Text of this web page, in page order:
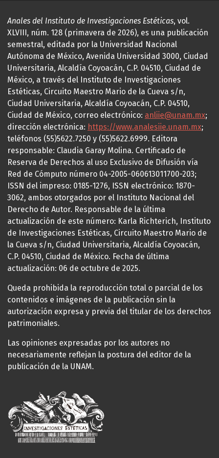
Anales del Instituto de Investigaciones Estéticas, vol.
XLVIII, núm. 128 (primavera de 2026), es una publicación
semestral, editada por la Universidad Nacional
Autónoma de México, Avenida Universidad 3000, Ciudad
Universitaria, Alcaldía Coyoacán, C.P. 04510, Ciudad de
México, a través del Instituto de Investigaciones
Estéticas, Circuito Maestro Mario de la Cueva s/n,
Ciudad Universitaria, Alcaldía Coyoacán, C.P. 04510,
Ciudad de México, correo electrónico: anliie@unam.mx;
dirección electrónica: https://www.analesiie.unam.mx;
teléfonos (55)5622.7250 y (55)5622.6999. Editora
responsable: Claudia Garay Molina. Certificado de
Reserva de Derechos al uso Exclusivo de Difusión vía
Red de Cómputo número 04-2005-060613011700-203;
ISSN del impreso: 0185-1276, ISSN electrónico: 1870-
3062, ambos otorgados por el Instituto Nacional del
Derecho de Autor. Responsable de la última
actualización de este número: Karla Richterich, Instituto
de Investigaciones Estéticas, Circuito Maestro Mario de
la Cueva s/n, Ciudad Universitaria, Alcaldía Coyoacán,
C.P. 04510, Ciudad de México. Fecha de última
actualización: 06 de octubre de 2025.
Queda prohibida la reproducción total o parcial de los
contenidos e imágenes de la publicación sin la
autorización expresa y previa del titular de los derechos
patrimoniales.
Las opiniones expresadas por los autores no
necesariamente reflejan la postura del editor de la
publicación de la UNAM.